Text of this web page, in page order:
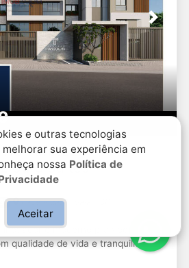
e outras tecnologias
sua experiência em
nossa Política de
Aceitar
Terrazzo
ou 3 suítes -
Itapetinga, Atibaia - SP
Next
Venda
inovador e moderno pra você viver
qualidade de vida e tranquilidade,